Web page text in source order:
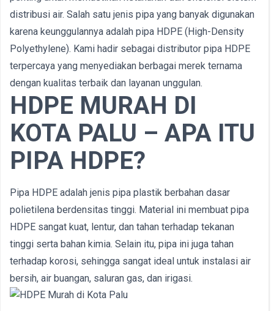
distribusi air. Salah satu jenis pipa yang banyak digunakan
karena keunggulannya adalah pipa HDPE (High-Density
Polyethylene). Kami hadir sebagai distributor pipa HDPE
terpercaya yang menyediakan berbagai merek ternama
dengan kualitas terbaik dan layanan unggulan.
HDPE MURAH DI
KOTA PALU – APA ITU
PIPA HDPE?
Pipa HDPE adalah jenis pipa plastik berbahan dasar
polietilena berdensitas tinggi. Material ini membuat pipa
HDPE sangat kuat, lentur, dan tahan terhadap tekanan
tinggi serta bahan kimia. Selain itu, pipa ini juga tahan
terhadap korosi, sehingga sangat ideal untuk instalasi air
bersih, air buangan, saluran gas, dan irigasi.